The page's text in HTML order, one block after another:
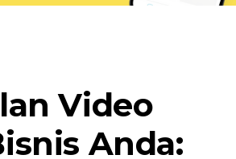
Video
Anda: